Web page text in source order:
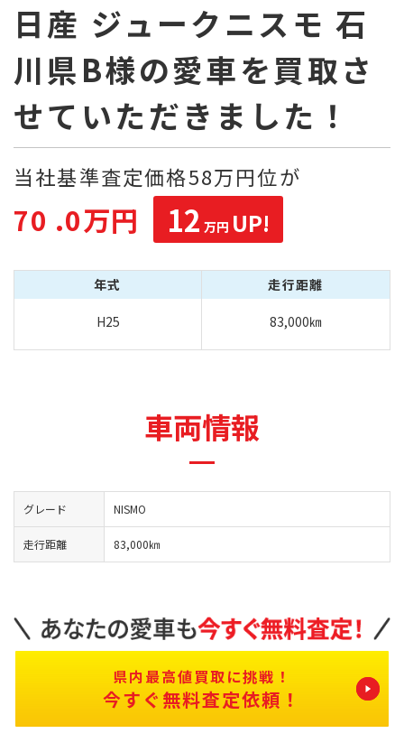
日産 ジュークニスモ 石
川県B様の愛車を買取さ
せていただきました！
当社基準査定価格58万円位が
70 .0万円 12 万円 UP!
年式 走行距離
H25 83,000㎞
車両情報
グレード NISMO
走行距離 83,000㎞
県内最高値買取に挑戦！
今すぐ無料査定依頼！